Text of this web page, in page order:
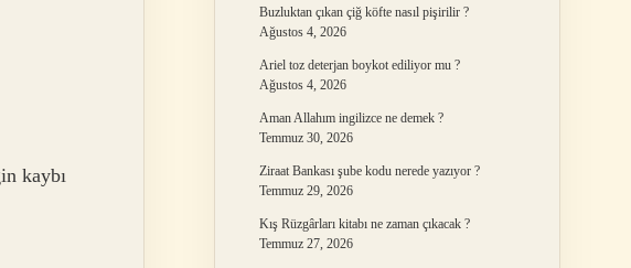
kaybı
Buzluktan çıkan çiğ köfte nasıl pişirilir ?
Ağustos 4, 2026
Ariel toz deterjan boykot ediliyor mu ?
Ağustos 4, 2026
Aman Allahım ingilizce ne demek ?
Temmuz 30, 2026
Ziraat Bankası şube kodu nerede yazıyor ?
Temmuz 29, 2026
Kış Rüzgârları kitabı ne zaman çıkacak ?
Temmuz 27, 2026